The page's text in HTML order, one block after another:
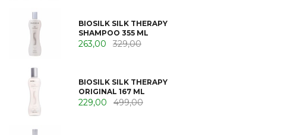
BIOSILK SILK THERAPY
SHAMPOO 355 ML
263,00 329,00
BIOSILK SILK THERAPY
ORIGINAL 167 ML
229,00 499,00